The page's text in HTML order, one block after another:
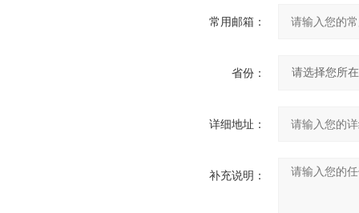
常用邮箱：
省份：
详细地址：
补充说明：